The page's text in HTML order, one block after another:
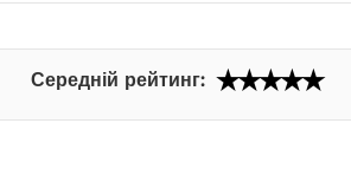
Середній рейтинг: